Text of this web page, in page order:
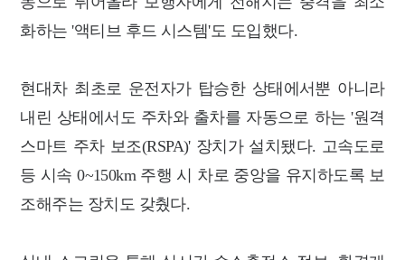
화하는 '액티브 후드 시스템'도 도입했다.
현대차 최초로 운전자가 탑승한 상태에서뿐 아니라
내린 상태에서도 주차와 출차를 자동으로 하는 '원격
스마트 주차 보조(RSPA)' 장치가 설치됐다. 고속도로
등 시속 0~150km 주행 시 차로 중앙을 유지하도록 보
조해주는 장치도 갖췄다.